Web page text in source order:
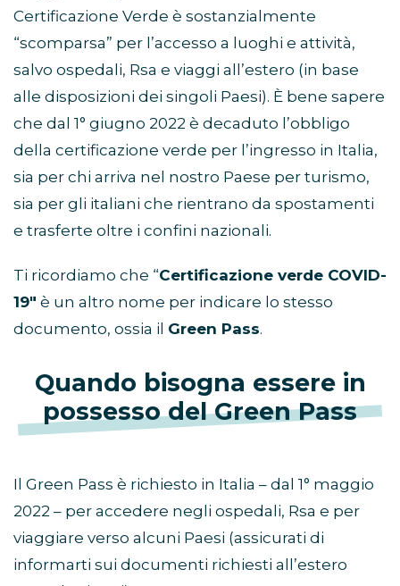
Certificazione Verde è sostanzialmente
“scomparsa” per l’accesso a luoghi e attività,
salvo ospedali, Rsa e viaggi all’estero (in base
alle disposizioni dei singoli Paesi). È bene sapere
che dal 1° giugno 2022 è decaduto l’obbligo
della certificazione verde per l’ingresso in Italia,
sia per chi arriva nel nostro Paese per turismo,
sia per gli italiani che rientrano da spostamenti
e trasferte oltre i confini nazionali.
Ti ricordiamo che “Certificazione verde COVID-
19″ è un altro nome per indicare lo stesso
documento, ossia il Green Pass.
Quando bisogna essere in
possesso del Green Pass
Il Green Pass è richiesto in Italia – dal 1° maggio
2022 – per accedere negli ospedali, Rsa e per
viaggiare verso alcuni Paesi (assicurati di
informarti sui documenti richiesti all’estero